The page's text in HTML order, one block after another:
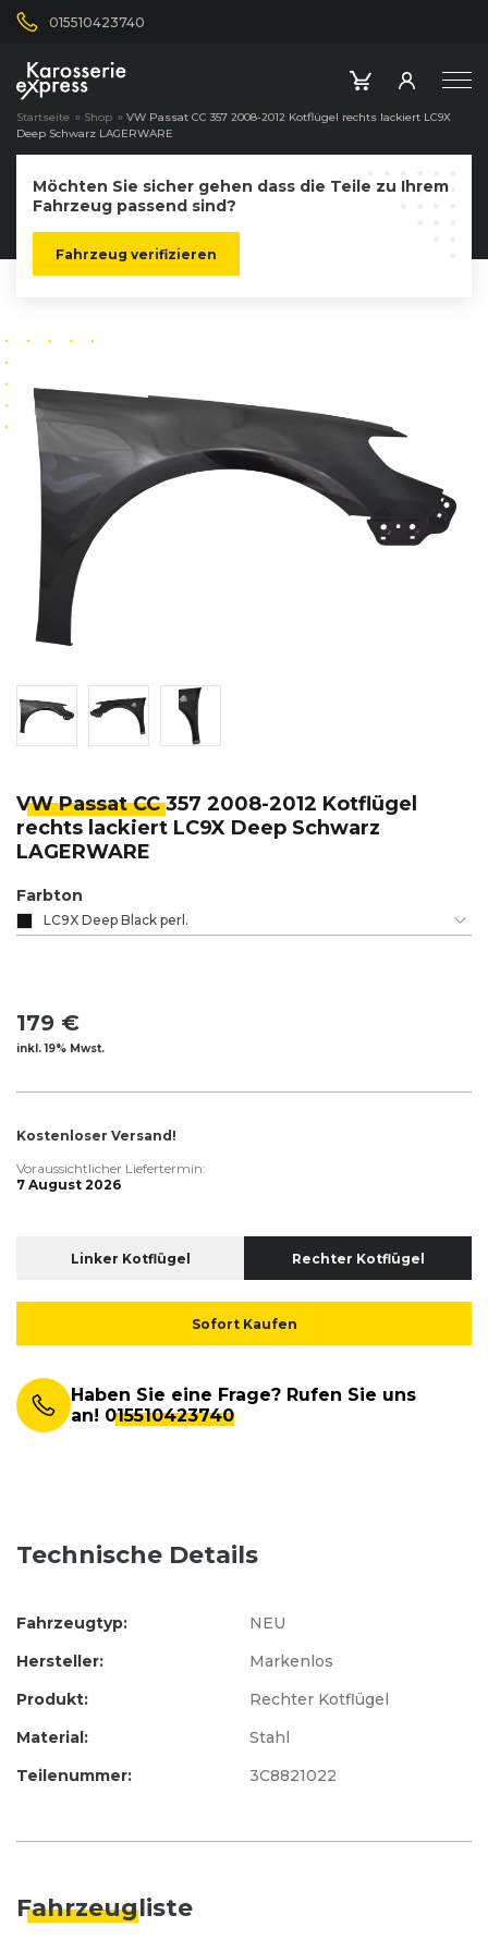
015510423740
Startseite » Shop » VW Passat CC 357 2008-2012 Kotflügel rechts lackiert LC9X
Deep Schwarz LAGERWARE
Möchten Sie sicher gehen dass die Teile zu Ihrem
Fahrzeug passend sind?
Fahrzeug verifizieren
VW Passat CC357 2008-2012 Kotflügel
rechts lackiert LC9X Deep Schwarz
LAGERWARE
Farbton
LC9X Deep Black perl.
179 €
inkl. 19% Mwst.
Kostenloser Versand!
Voraussichtlicher Liefertermin:
7 August 2026
Linker Kotflügel Rechter Kotflügel
Sofort Kaufen
Haben Sie eine Frage? Rufen Sie uns
an! 015510423740
Technische Details
Hersteller:
Markenlos
Produkt:
Rechter Kotflügel
Fahrzeugtyp: NEU
Material:
Stahl
Teilenummer:
3C8821022
Fahrzeugliste